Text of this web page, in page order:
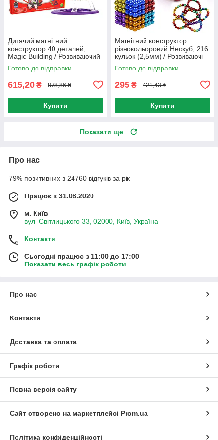
Дитячий магнітний
конструктор 40 деталей,
Magic Building / Розвиваючий
конструктор для дітей /
Конструктор 3D
Готово до відправки
615,20 ₴ 878,86 ₴
Купити
Магнітний конструктор
різнокольоровий Неокуб, 216
кульок (2,5мм) / Розвиваючі
магнітні кульки / Іграшка
антистрес
Готово до відправки
295 ₴ 421,43 ₴
Купити
Показати ще
Про нас
79% позитивних з 24760 відгуків за рік
Працює з 31.08.2020
м. Київ
вул. Світлицького 33, 02000, Київ, Україна
Контакти
Сьогодні працює з 11:00 до 17:00
Показати весь графік роботи
Про нас
Контакти
Доставка та оплата
Графік роботи
Повна версія сайту
Сайт створено на маркетплейсі Prom.ua
Політика конфіденційності